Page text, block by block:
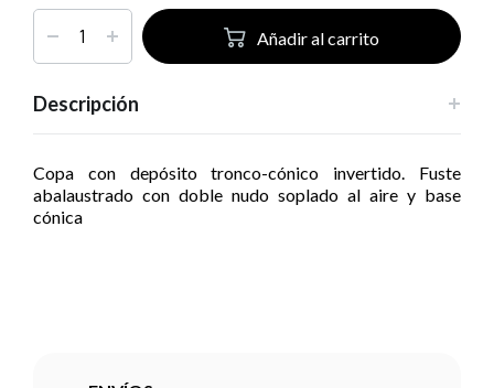
Añadir al carrito
Descripción
Copa con depósito tronco-cónico invertido. Fuste
abalaustrado con doble nudo soplado al aire y base
cónica